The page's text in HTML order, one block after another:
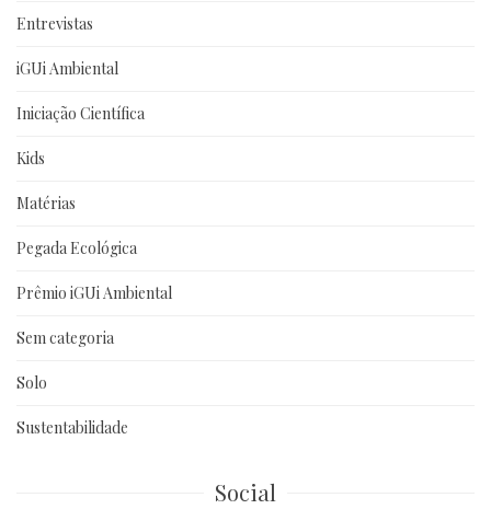
Entrevistas
iGUi Ambiental
Iniciação Científica
Kids
Matérias
Pegada Ecológica
Prêmio iGUi Ambiental
Sem categoria
Solo
Sustentabilidade
Social